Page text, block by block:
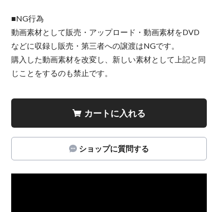
■NG行為
動画素材として販売・アップロード・動画素材をDVD
などに収録し販売・第三者への譲渡はNGです。
購入した動画素材を改変し、新しい素材として上記と同
じことをするのも禁止です。
カートに入れる
ショップに質問する